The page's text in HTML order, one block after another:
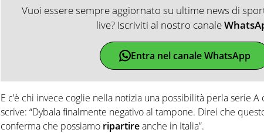
Vuoi essere sempre aggiornato su ultime news di
live? Iscriviti al nostro canale
Entra nel canale WhatsApp
E c’è chi invece coglie nella notizia una possibilità perla serie
scrive: “Dybala finalmente negativo al tampone. Direi che
conferma che possiamo ripartireanche in Italia”.